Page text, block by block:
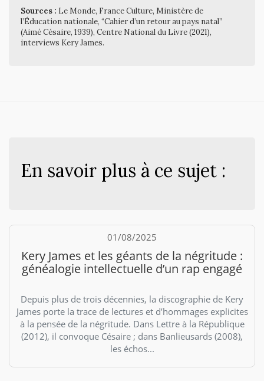
Sources : Le Monde, France Culture, Ministère de
l’Éducation nationale, “Cahier d’un retour au pays natal”
(Aimé Césaire, 1939), Centre National du Livre (2021),
interviews Kery James.
En savoir plus à ce sujet :
01/08/2025
Kery James et les géants de la négritude :
généalogie intellectuelle d’un rap engagé
Depuis plus de trois décennies, la discographie de Kery
James porte la trace de lectures et d’hommages explicites
à la pensée de la négritude. Dans Lettre à la République
(2012), il convoque Césaire ; dans Banlieusards (2008),
les échos...